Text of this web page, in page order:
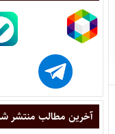
آخرین مطالب منتشر